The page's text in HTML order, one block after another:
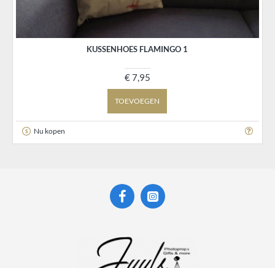
KUSSENHOES FLAMINGO 1
€ 7,95
TOEVOEGEN
Nu kopen